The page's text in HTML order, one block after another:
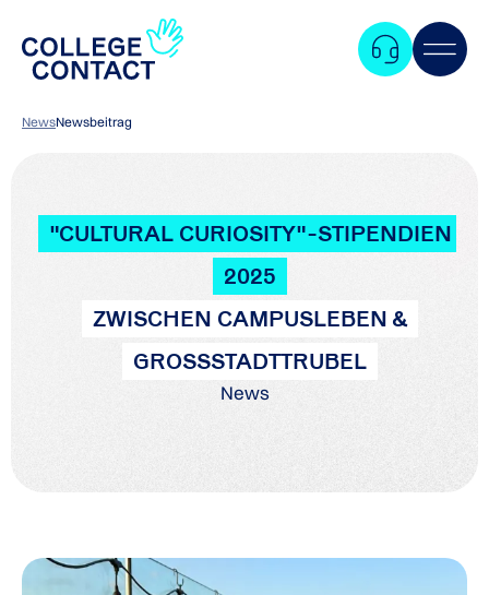
NewsNewsbeitrag
"CULTURAL CURIOSITY"-STIPENDIEN
2025
ZWISCHEN CAMPUSLEBEN &
GROSSSTADTTRUBEL
News